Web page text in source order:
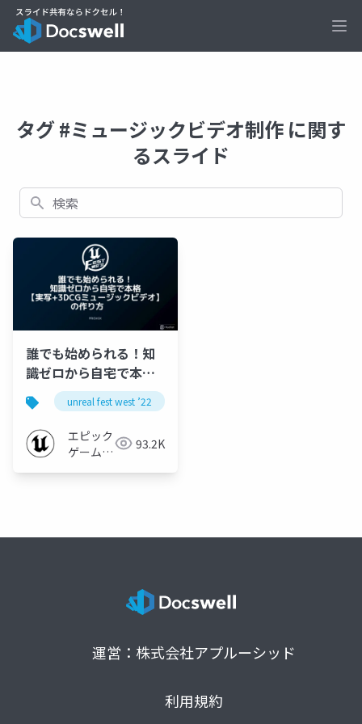
タグ #ミュージックビデオ制作 に関す
るスライド
検索
誰でも始められる！知
識ゼロから自宅で本格
【実写+3DCGミュージ
ックビデオ】の作り方
【UNREAL FEST WEST
’22】
unreal fest west ’22
エピック
ゲームズ
93.2K
運営：株式会社アプルーシッド
利用規約